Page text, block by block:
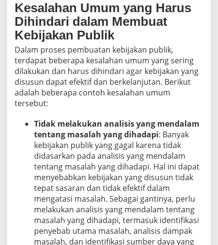
Kesalahan Umum yang Harus
Dihindari dalam Membuat
Kebijakan Publik
Dalam proses pembuatan kebijakan publik,
terdapat beberapa kesalahan umum yang sering
dilakukan dan harus dihindari agar kebijakan yang
disusun dapat efektif dan berkelanjutan. Berikut
adalah beberapa contoh kesalahan umum
tersebut:
Tidak melakukan analisis yang mendalam
tentang masalah yang dihadapi: Banyak
kebijakan publik yang gagal karena tidak
didasarkan pada analisis yang mendalam
tentang masalah yang dihadapi. Hal ini dapat
menyebabkan kebijakan yang disusun tidak
tepat sasaran dan tidak efektif dalam
mengatasi masalah. Sebagai gantinya, perlu
melakukan analisis yang mendalam tentang
masalah yang dihadapi, termasuk identifikasi
penyebab utama masalah, analisis dampak
masalah, dan identifikasi sumber daya yang